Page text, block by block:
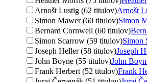
Arnošt Lustig (62 titulov)Arnošt
Simon Mawer (60 titulov)Simon
Bernard Cornwell (60 titulov)
Simon Scarrow (59 titulov)Simon
Joseph Heller (58 titulov)Joseph
John Boyne (55 titulov)John
Frank Herbert (52 titulov)Frank